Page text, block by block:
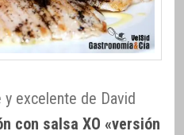
excelente de David
con salsa XO «versión